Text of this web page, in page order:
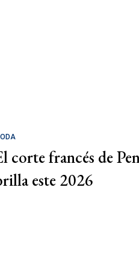
corte francés de
este 2026